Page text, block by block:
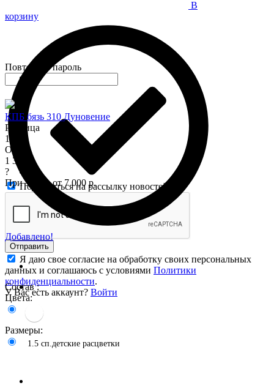
В
корзину
Добавлено!
Состав :
Цвета:
Размеры:
1.5 сп.детские расцветки
КПБ бязь 310 Дуновение
Розница
1 575
Опт
1 345
?
При заказе от 7 000 р.
Повторите пароль
Подписаться на рассылку новостей
Отправить
Я даю свое согласие на обработку своих персональных
данных и соглашаюсь с условиями Политики
конфиденциальности.
У Вас есть аккаунт? Войти